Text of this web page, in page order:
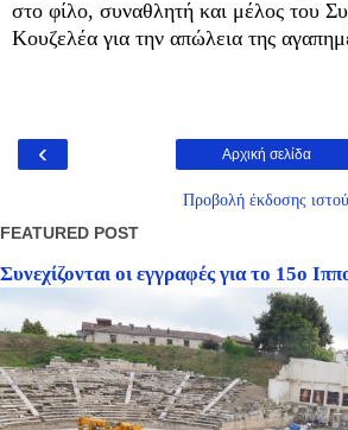
στο φίλο, συναθλητή και μέλος του
Κουζελέα για την απώλεια της
‹ Αρχική σελίδα
Προβολή έκδοσης ιστού
FEATURED POST
Συνεχίζονται οι εγγραφές για το 15ο